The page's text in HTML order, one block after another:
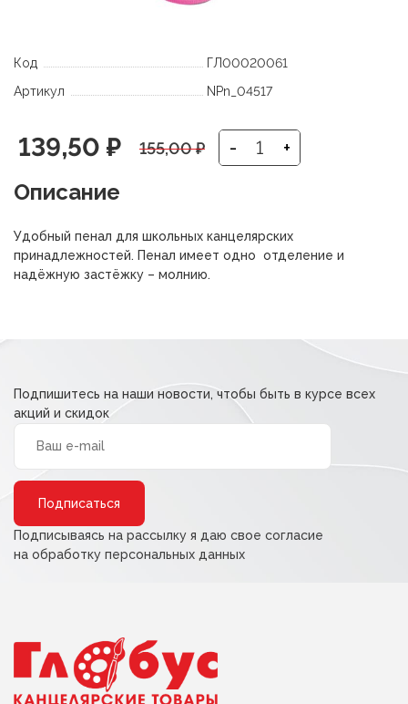
Код
ГЛ00020061
Артикул
NPn_04517
155,00₽
Первоначальная
цена
составляла
155,00 ₽.
139,50 ₽
Текущая
цена:
139,50 ₽.
- +
Описание
Удобный пенал для школьных канцелярских
принадлежностей. Пенал имеет одно отделение и
надёжную застёжку – молнию.
Подпишитесь на наши новости, чтобы быть в курсе всех
акций и скидок
Подписываясь на рассылку я даю свое согласие
на обработку персональных данных